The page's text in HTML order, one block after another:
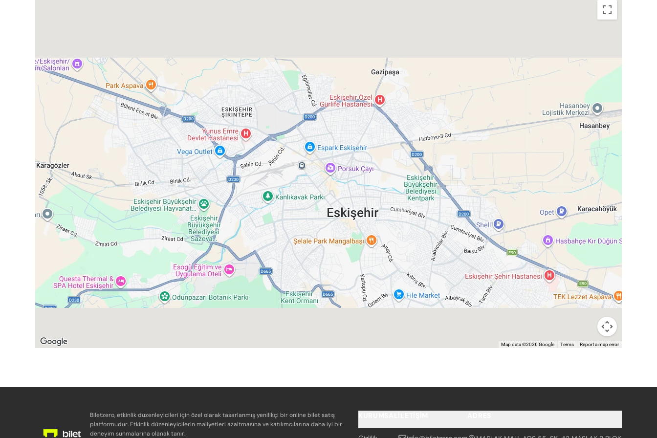
Map data ©2026 Google Terms Report a map error
Biletzero, etkinlik düzenleyicileri için özel olarak tasarlanmış yenilikçi bir online bilet satış
platformudur. Etkinlik düzenleyicilerin maliyetleri azaltmasına ve katılımcılarına daha iyi bir
deneyim sunmalarına olanak tanır.